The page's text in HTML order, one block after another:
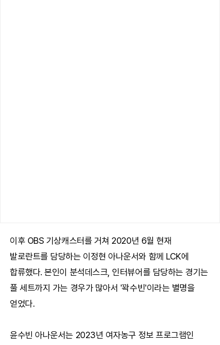
이후 OBS 기상캐스터를 거쳐 2020년 6월 현재
발로란트를 담당하는 이정현 아나운서와 함께 LCK에
합류했다. 본인이 분석데스크, 인터뷰어를 담당하는 경기는
풀 세트까지 가는 경우가 많아서 '꽉수빈'이라는 별명을
얻었다.
윤수빈 아나운서는 2023년 여자농구 정보 프로그램인